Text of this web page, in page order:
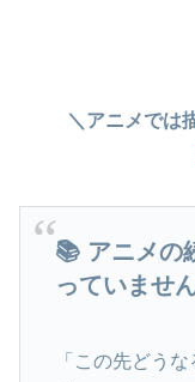
＼アニメでは
📚 アニメの
っていませ
「この先どう